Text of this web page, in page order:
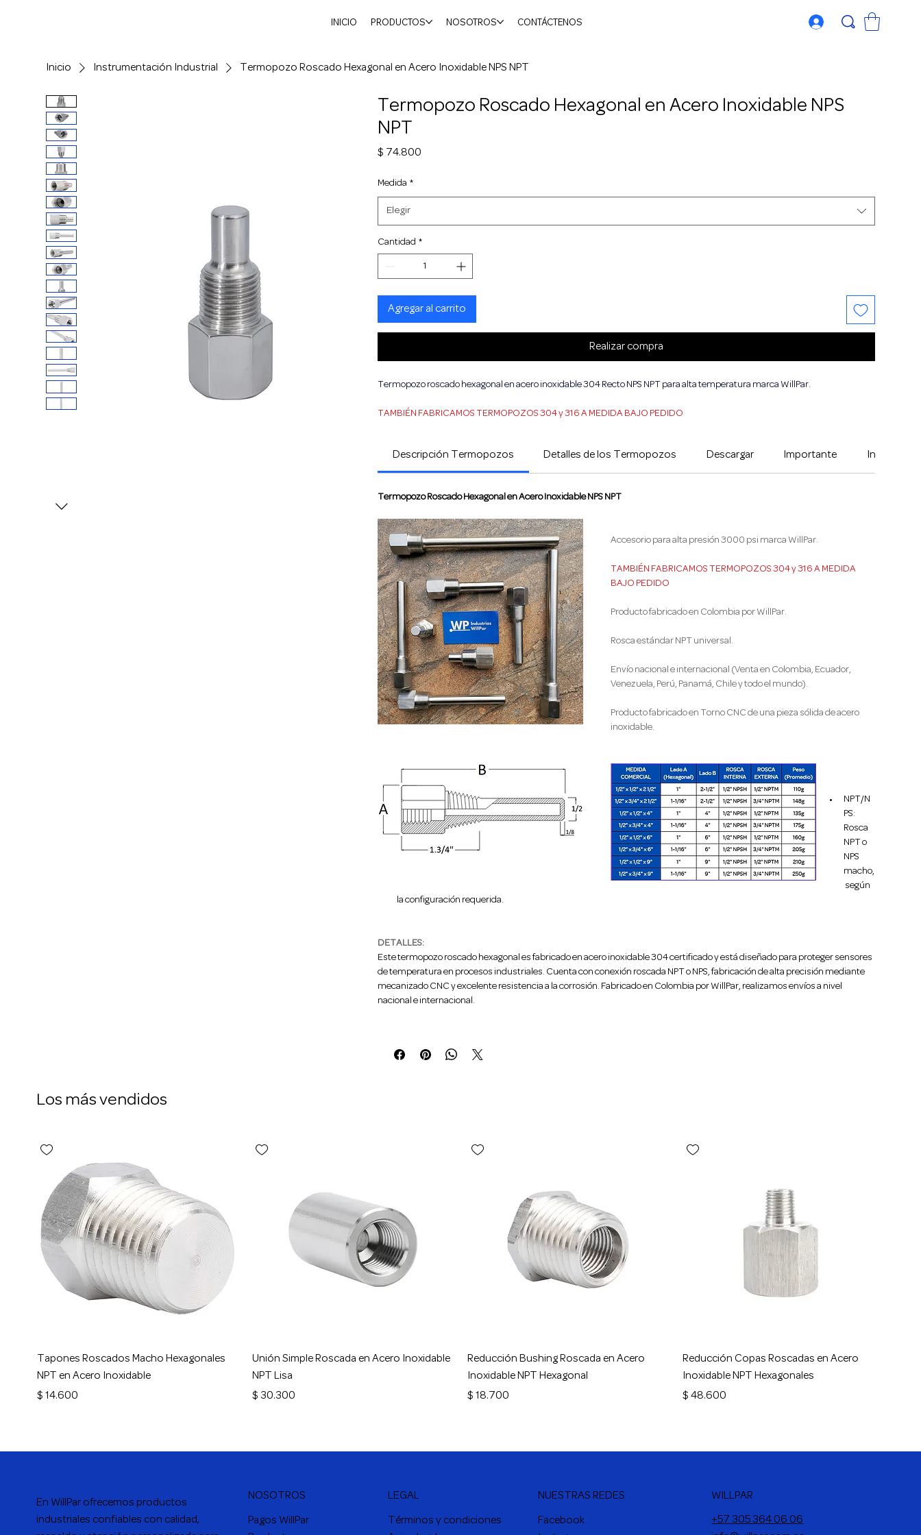
INICIO PRODUCTOS NOSOTROS CONTÁCTENOS
Los más vendidos
Vista rápida
Tapones Roscados Macho Hexagonales
NPT en Acero Inoxidable
Precio
$ 14.600
Vista rápida
Unión Simple Roscada en Acero Inoxidable
NPT Lisa
Precio
$ 30.300
Vista rápida
Reducción Bushing Roscada en Acero
Inoxidable NPT Hexagonal
Precio
$ 18.700
Vista rápida
Reducción Copas Roscadas en Acero
Inoxidable NPT Hexagonales
Precio
$ 48.600
Inicio Instrumentación Industrial Termopozo Roscado Hexagonal en Acero Inoxidable NPS NPT
Termopozo Roscado Hexagonal en Acero Inoxidable NPS
NPT
$ 74.800
Medida *
Elegir
Cantidad *
Agregar al carrito
Realizar compra
Termopozo roscado hexagonal en acero inoxidable 304 Recto NPS NPT para alta temperatura marca WillPar.
TAMBIÉN FABRICAMOS TERMOPOZOS 304 y 316 A MEDIDA BAJO PEDIDO
Descripción Termopozos Detalles de los Termopozos Descargar Importante
Termopozo Roscado Hexagonal en Acero Inoxidable NPS NPT
Accesorio para alta presión 3000 psi marca WillPar.
TAMBIÉN FABRICAMOS TERMOPOZOS 304 y 316 A MEDIDA
BAJO PEDIDO
Producto fabricado en Colombia por WillPar.
Rosca estándar NPT universal.
Envío nacional e internacional (Venta en Colombia, Ecuador,
Venezuela, Perú, Panamá, Chile y todo el mundo).
Producto fabricado en Torno CNC de una pieza sólida de acero
inoxidable.
NPT/N
PS:
Rosca
NPT o
NPS
macho,
según
la configuración requerida.
DETALLES:
Este termopozo roscado hexagonal es fabricado en acero inoxidable 304 certificado y está diseñado para proteger sensores
de temperatura en procesos industriales. Cuenta con conexión roscada NPT o NPS, fabricación de alta precisión mediante
mecanizado CNC y excelente resistencia a la corrosión. Fabricado en Colombia por WillPar, realizamos envíos a nivel
nacional e internacional.
En WillParofrecemos productos
industriales confiables con calidad,
NOSOTROS
Pagos WillPar
LEGAL
Términos y condiciones
NUESTRAS REDES
Facebook
WILLPAR
+57 305 364 06 06